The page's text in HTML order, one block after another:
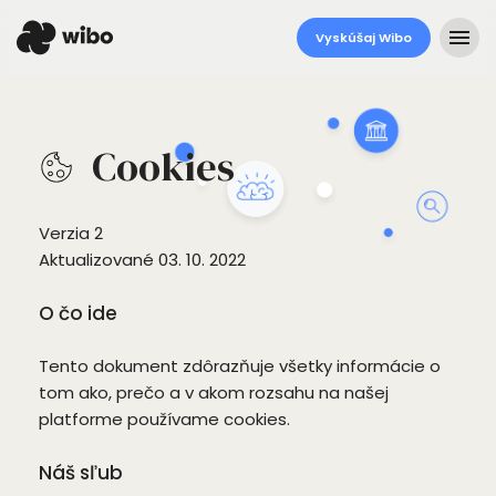
Vyskúšaj Wibo
Cookies
Verzia 2
Aktualizované 03. 10. 2022
O čo ide
Tento dokument zdôrazňuje všetky informácie o
tom ako, prečo a v akom rozsahu na našej
platforme používame cookies.
Náš sľub